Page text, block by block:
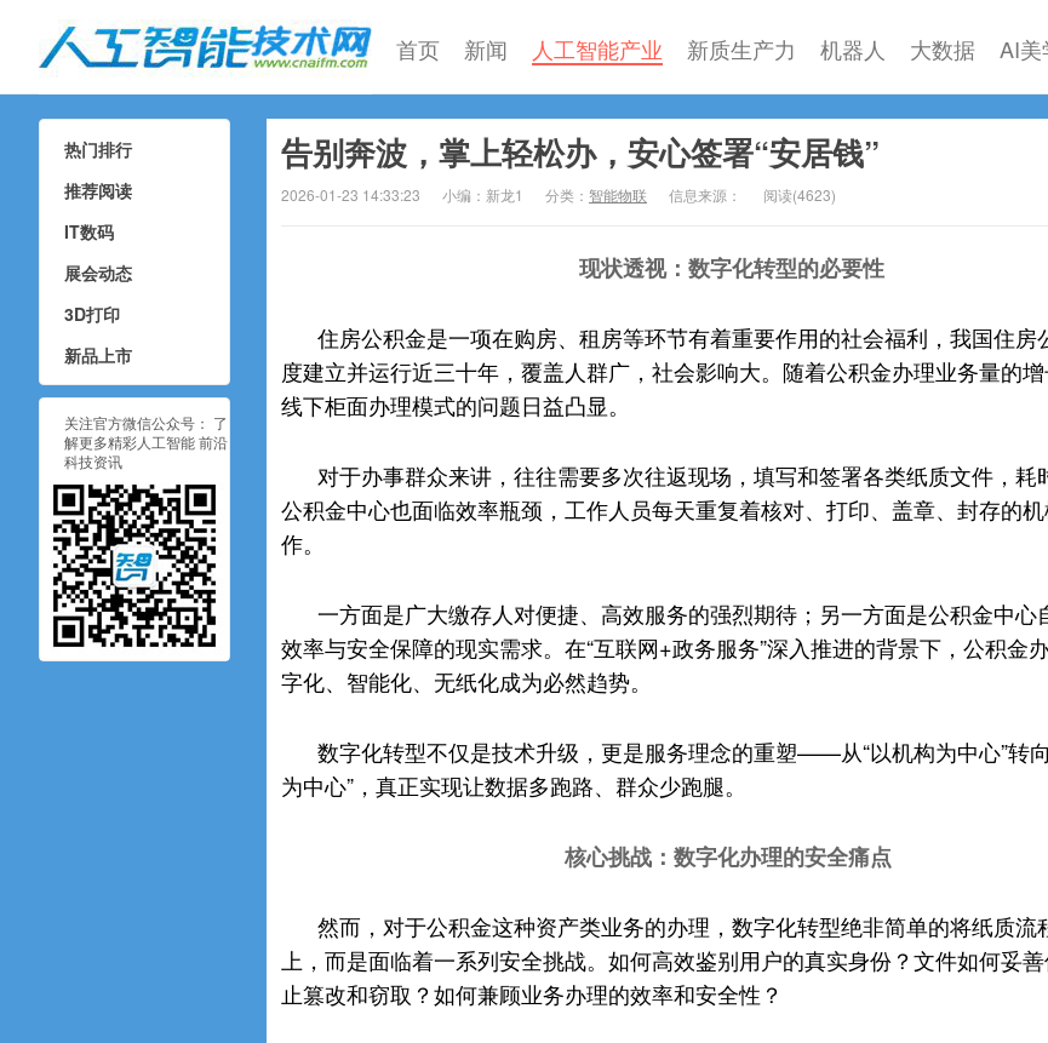
人工智能技术网
首页 新闻 人工智能产业 新质生产力 机器人 大数据 AI美
告别奔波，掌上轻松办，安心签署“安居钱”
2026-01-23 14:33:23 小编：新龙1 分类： 智能物联 信息来源： 阅读(4623)
现状透视：数字化转型的必要性
住房公积金是一项在购房、租房等环节有着重要作用的社会福利，我国住房
度建立并运行近三十年，覆盖人群广，社会影响大。随着公积金办理业务量的
线下柜面办理模式的问题日益凸显。
对于办事群众来讲，往往需要多次往返现场，填写和签署各类纸质文件，耗
公积金中心也面临效率瓶颈，工作人员每天重复着核对、打印、盖章、封存的
作。
一方面是广大缴存人对便捷、高效服务的强烈期待；另一方面是公积金中心
效率与安全保障的现实需求。在“互联网+政务服务”深入推进的背景下，公积金
字化、智能化、无纸化成为必然趋势。
数字化转型不仅是技术升级，更是服务理念的重塑——从“以机构为中心”转
为中心”，真正实现让数据多跑路、群众少跑腿。
核心挑战：数字化办理的安全痛点
然而，对于公积金这种资产类业务的办理，数字化转型绝非简单的将纸质流
上，而是面临着一系列安全挑战。如何高效鉴别用户的真实身份？文件如何妥
止篡改和窃取？如何兼顾业务办理的效率和安全性？
热门排行
推荐阅读
IT数码
展会动态
3D打印
新品上市
关注官方微信公众号： 了
解更多精彩人工智能 前沿
科技资讯